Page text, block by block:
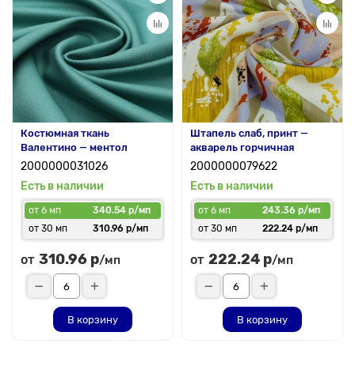
Костюмная ткань
Валентино — ментол
2000000031026
Есть в наличии
от 6 мп
340.54 р/мп
от 30 мп
310.96 р/мп
от 310.96 р/мп
В корзину
Штапель слаб, принт —
акварель горчичная
2000000079622
Есть в наличии
от 6 мп
243.36 р/мп
от 30 мп
222.24 р/мп
от 222.24 р/мп
В корзину